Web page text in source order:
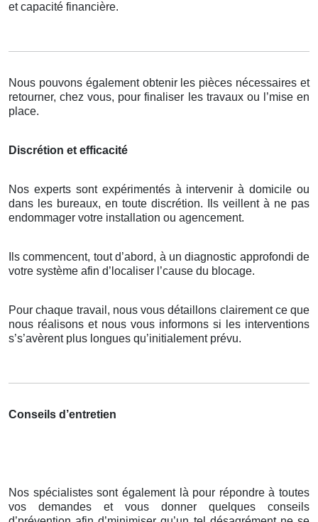
et capacité financière.
Nous pouvons également obtenir les pièces nécessaires et
retourner, chez vous, pour finaliser les travaux ou l’mise en
place.
Discrétion et efficacité
Nos experts sont expérimentés à intervenir à domicile ou
dans les bureaux, en toute discrétion. Ils veillent à ne pas
endommager votre installation ou agencement.
Ils commencent, tout d’abord, à un diagnostic approfondi de
votre système afin d’localiser l’cause du blocage.
Pour chaque travail, nous vous détaillons clairement ce que
nous réalisons et nous vous informons si les interventions
s’s’avèrent plus longues qu’initialement prévu.
Conseils d’entretien
Nos spécialistes sont également là pour répondre à toutes
vos demandes et vous donner quelques conseils